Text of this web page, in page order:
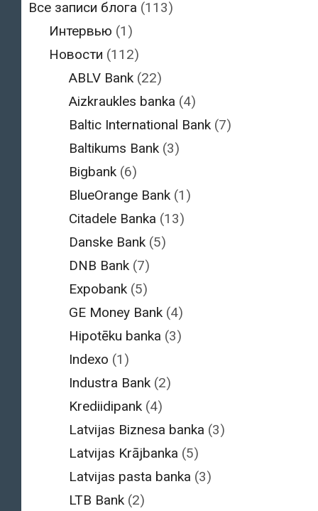
Все записи блога (113)
Интервью (1)
Новости (112)
ABLV Bank (22)
Aizkraukles banka (4)
Baltic International Bank (7)
Baltikums Bank (3)
Bigbank (6)
BlueOrange Bank (1)
Citadele Banka (13)
Danske Bank (5)
DNB Bank (7)
Expobank (5)
GE Money Bank (4)
Hipotēku banka (3)
Indexo (1)
Industra Bank (2)
Krediidipank (4)
Latvijas Biznesa banka (3)
Latvijas Krājbanka (5)
Latvijas pasta banka (3)
LTB Bank (2)